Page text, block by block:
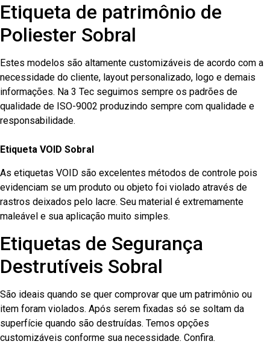
Etiqueta de patrimônio de
Poliester Sobral
Estes modelos são altamente customizáveis de acordo com a
necessidade do cliente, layout personalizado, logo e demais
informações. Na 3 Tec seguimos sempre os padrões de
qualidade de ISO-9002 produzindo sempre com qualidade e
responsabilidade.
Etiqueta VOID Sobral
As etiquetas VOID são excelentes métodos de controle pois
evidenciam se um produto ou objeto foi violado através de
rastros deixados pelo lacre. Seu material é extremamente
maleável e sua aplicação muito simples.
Etiquetas de Segurança
Destrutíveis Sobral
São ideais quando se quer comprovar que um patrimônio ou
item foram violados. Após serem fixadas só se soltam da
superfície quando são destruídas. Temos opções
customizáveis conforme sua necessidade. Confira.